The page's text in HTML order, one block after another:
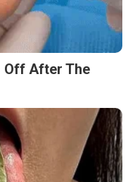
Off After The